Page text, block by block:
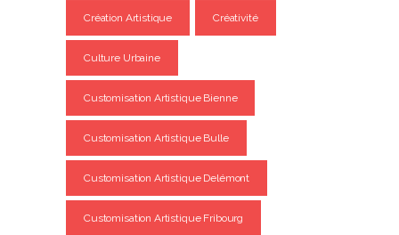
Création Artistique Créativité
Culture Urbaine
Customisation Artistique Bienne
Customisation Artistique Bulle
Customisation Artistique Delémont
Customisation Artistique Fribourg